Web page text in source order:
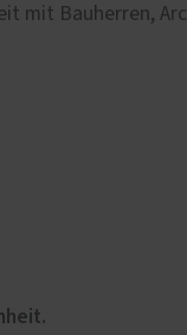
mit Bauherren,